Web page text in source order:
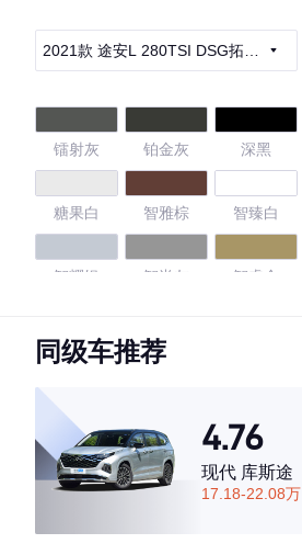
2021款 途安L 280TSI DSG拓界
镭射灰 铂金灰 深黑
糖果白 智雅棕 智臻白
智耀银 智尚灰 智睿金
简约白 摩登蓝
4.55
·外观表现一般，低于72%同级车
同级车推荐
4.76
现代 库斯途
17.18-22.08万